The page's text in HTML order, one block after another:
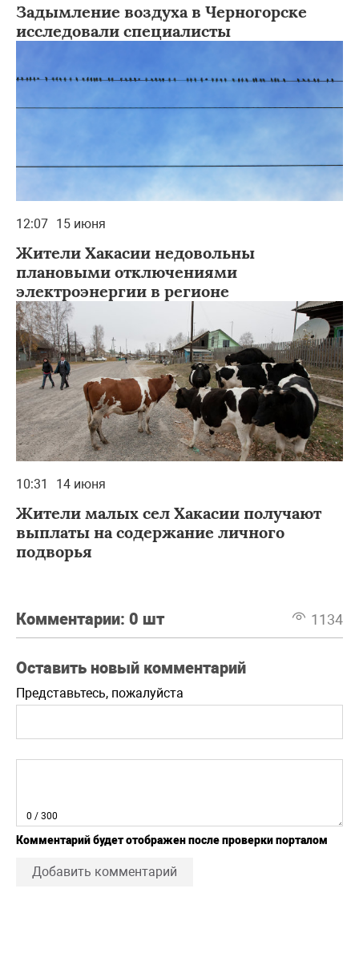
Задымление воздуха в Черногорске
исследовали специалисты
12:07 15 июня
Жители Хакасии недовольны
плановыми отключениями
электроэнергии в регионе
10:31 14 июня
Жители малых сел Хакасии получают
выплаты на содержание личного
подворья
Комментарии: 0 шт 1134
Оставить новый комментарий
Представьтесь, пожалуйста
0 / 300
Комментарий будет отображен после проверки порталом
Добавить комментарий